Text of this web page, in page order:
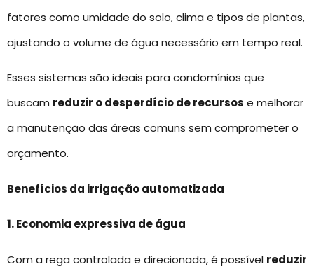
fatores como umidade do solo, clima e tipos de plantas,
ajustando o volume de água necessário em tempo real.
Esses sistemas são ideais para condomínios que
buscam reduzir o desperdício de recursos e melhorar
a manutenção das áreas comuns sem comprometer o
orçamento.
Benefícios da irrigação automatizada
1. Economia expressiva de água
Com a rega controlada e direcionada, é possível reduzir